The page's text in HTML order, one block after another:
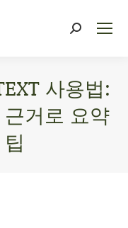
사용법:
거로 요약